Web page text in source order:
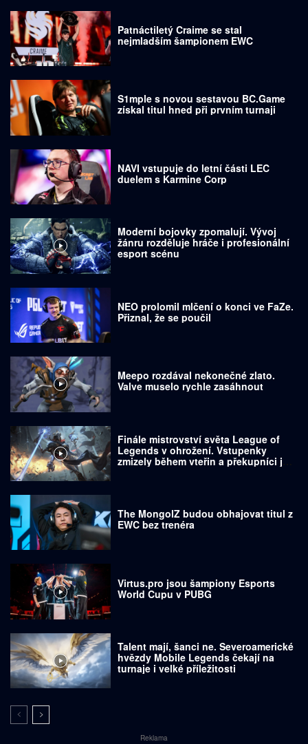
Patnáctiletý Craime se stal
nejmladším šampionem EWC
S1mple s novou sestavou BC.Game
získal titul hned při prvním turnaji
NAVI vstupuje do letní části LEC
duelem s Karmine Corp
Moderní bojovky zpomalují. Vývoj
žánru rozděluje hráče i profesionální
esport scénu
NEO prolomil mlčení o konci ve FaZe.
Přiznal, že se poučil
Meepo rozdával nekonečné zlato.
Valve muselo rychle zasáhnout
Finále mistrovství světa League of
Legends v ohrožení. Vstupenky
zmizely během vteřin a překupníci je
The MongolZ budou obhajovat titul z
EWC bez trenéra
Virtus.pro jsou šampiony Esports
World Cupu v PUBG
Talent mají, šanci ne. Severoamerické
hvězdy Mobile Legends čekají na
turnaje i velké příležitosti
Reklama